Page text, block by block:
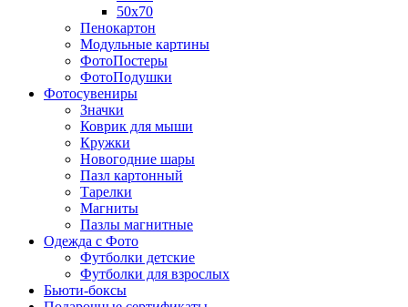
50х70
Пенокартон
Модульные картины
ФотоПостеры
ФотоПодушки
Фотоcувениры
Значки
Коврик для мыши
Кружки
Новогодние шары
Пазл картонный
Тарелки
Магниты
Пазлы магнитные
Одежда с Фото
Футболки детские
Футболки для взрослых
Бьюти-боксы